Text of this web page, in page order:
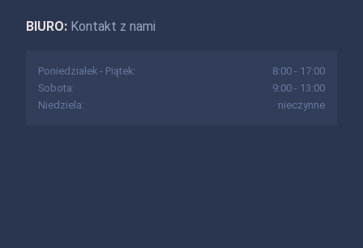
BIURO: Kontakt z nami
Poniedziałek - Piątek:
8:00 - 17:00
Sobota:
9:00 - 13:00
Niedziela:
nieczynne